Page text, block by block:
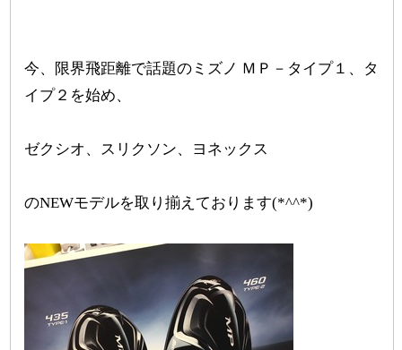
今、限界飛距離で話題のミズノ ＭＰ－タイプ１、タ
イプ２を始め、
ゼクシオ、スリクソン、ヨネックス
のNEWモデルを取り揃えております(*^^*)